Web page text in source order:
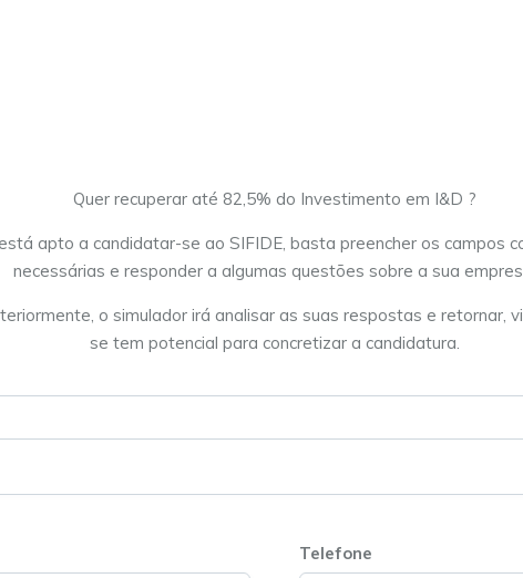
Quer recuperar até 82,5% do Investimento em I&D ?
apto a candidatar-se ao SIFIDE, basta preencher os campos
necessárias e responder a algumas questões sobre a sua
o simulador irá analisar as suas respostas e retornar,
se tem potencial para concretizar a candidatura.
Telefone